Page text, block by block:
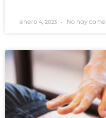
enero 4, 2023 No hay